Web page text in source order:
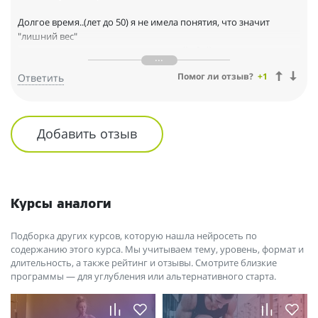
Долгое время..(лет до 50) я не имела понятия, что значит
"лишний вес"
И встал вопрос:"Что делать?"
на протяжении нескольких лет. Вес "убрать" удавалось на
некоторое время-
все снова возвращалось обратно.Сила воли не срабатывала, а
приглашение
на марафон похудения от чемпиона мира Дмитрия
Тамбовцева.
Таким людям я склонна доверять.
5 недель пролетели не заметно.
Ответить Помог ли отзыв? +1
Добавить отзыв
Курсы аналоги
Подборка других курсов, которую нашла нейросеть по
содержанию этого курса. Мы учитываем тему, уровень, формат и
длительность, а также рейтинг и отзывы. Смотрите близкие
программы — для углубления или альтернативного старта.